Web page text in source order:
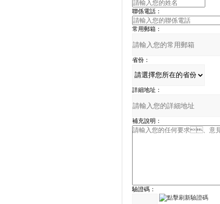
聯係電話：
常用郵箱：
省份：
詳細地址：
補充說明：
驗證碼：